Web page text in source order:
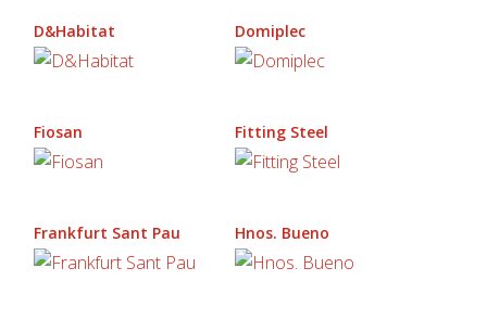
D&Habitat Domiplec
Fiosan Fitting Steel
Frankfurt Sant Pau Hnos. Bueno